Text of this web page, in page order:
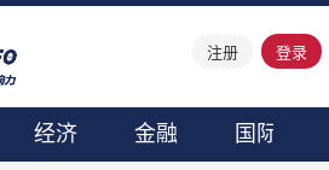
注册 登录
经济 金融 国际